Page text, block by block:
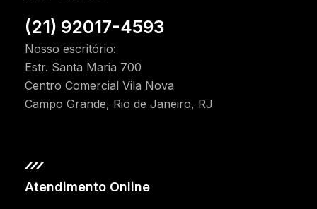
(21) 92017-4593
Nosso escritório:
Estr. Santa Maria 700
Centro Comercial Vila Nova
Campo Grande, Rio de Janeiro, RJ
Atendimento Online